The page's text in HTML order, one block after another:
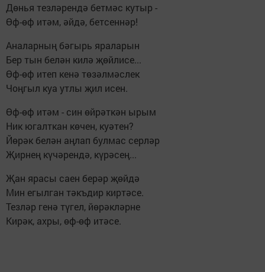
Дөнья тезләрендә бетмәс кутыр -
Өф-өф итәм, әйдә, бетсеннәр!
Аналарның бәгырь яраларын
Бер тын белән килә җөйлисе...
Өф-өф итеп кенә төзәлмәслек
Чоңгыл куа утлы җил исен.
Өф-өф итәм - син өйрәткән ырым
Ник югалткан көчен, куәтен?
Йөрәк белән аңлап булмас серләр
Җирнең күчәрендә, күрәсең...
Җан ярасы саен берәр җөйдә
Мин егылган тәкъдир киртәсе.
Тезләр генә түгел, йөрәкләрне
Кирәк, ахры, өф-өф итәсе.